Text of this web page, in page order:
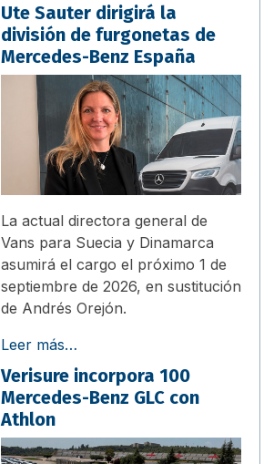
Ute Sauter dirigirá la
división de furgonetas de
Mercedes-Benz España
La actual directora general de
Vans para Suecia y Dinamarca
asumirá el cargo el próximo 1 de
septiembre de 2026, en sustitución
de Andrés Orejón.
Leer más…
Verisure incorpora 100
Mercedes-Benz GLC con
Athlon